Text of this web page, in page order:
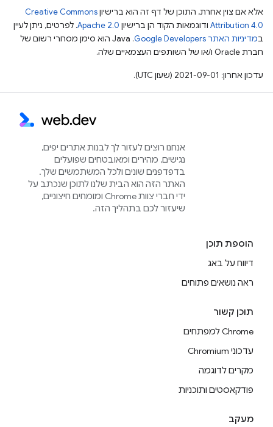
אלא אם צוין אחרת, התוכן של דף זה הוא ברישיוןCreative Commons
Attribution 4.0 ודוגמאות הקוד הן ברישיון Apache 2.0. לפרטים, ניתן לעיין
במדיניות האתר Google Developers‏
.‏ Java הוא סימן מסחרי רשום של
חברת Oracle ו/או של השותפים העצמאיים שלה.
עדכון אחרון: 2021-09-01 (שעון UTC).
אנחנו רוצים לעזור לך לבנות אתרים יפים,
נגישים, מהירים ומאובטחים שפועלים
בדפדפנים שונים ולכל המשתמשים שלך.
האתר הזה הוא הבית שלנו לתוכן שנכתב על
ידי חברי צוות Chrome ומומחים חיצוניים,
שיעזור לכם בתהליך הזה.
הוספת תוכן
דיווח על באג
ראה נושאים פתוחים
תוכן קשור
Chrome למפתחים
עדכוני Chromium
מקרים לדוגמה
פודקאסטים ותוכניות
מעקב